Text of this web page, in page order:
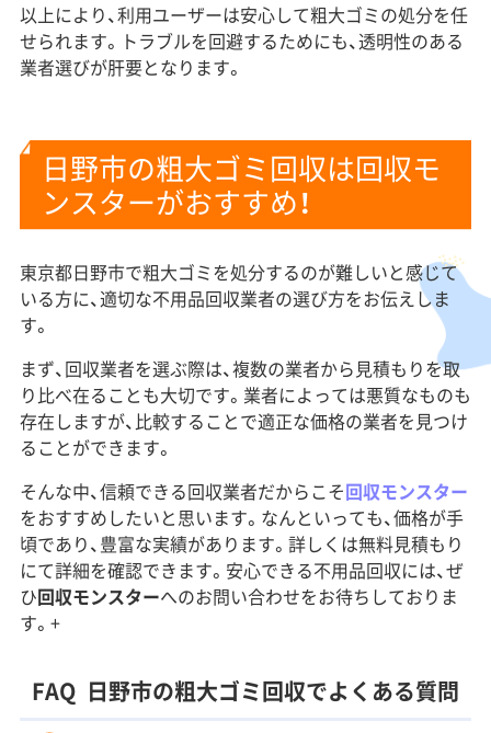
以上により、利用ユーザーは安心して粗大ゴミの処分を任
せられます。トラブルを回避するためにも、透明性のある
業者選びが肝要となります。
日野市の粗大ゴミ回収は回収モ
ンスターがおすすめ！
東京都日野市で粗大ゴミを処分するのが難しいと感じて
いる方に、適切な不用品回収業者の選び方をお伝えしま
す。
まず、回収業者を選ぶ際は、複数の業者から見積もりを取
り比べ在ることも大切です。業者によっては悪質なものも
存在しますが、比較することで適正な価格の業者を見つけ
ることができます。
そんな中、信頼できる回収業者だからこそ回収モンスター
をおすすめしたいと思います。なんといっても、価格が手
頃であり、豊富な実績があります。詳しくは無料見積もり
にて詳細を確認できます。安心できる不用品回収には、ぜ
ひ回収モンスターへのお問い合わせをお待ちしておりま
す。+
FAQ 日野市の粗大ゴミ回収でよくある質問